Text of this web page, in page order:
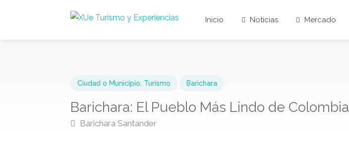
Inicio Noticias Mercado
Ciudad o Municipio Turismo Barichara
Barichara: El Pueblo Más Lindo de Colombia
Barichara Santander